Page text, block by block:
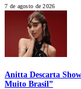
7 de agosto de 2026
Anitta Descarta
Muito Brasil”